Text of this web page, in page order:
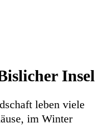
Insel
leben viele
im Winter